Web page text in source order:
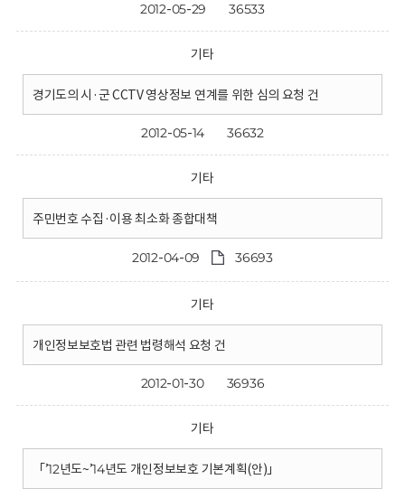
2012-05-29 36533
기타
경기도의 시·군 CCTV 영상정보 연계를 위한 심의 요청 건
2012-05-14 36632
기타
주민번호 수집·이용 최소화 종합대책
2012-04-09 36693
기타
개인정보보호법 관련 법령해석 요청 건
2012-01-30 36936
기타
「’12년도~’14년도 개인정보보호 기본계획(안)」